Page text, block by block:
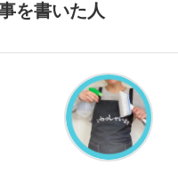
を書いた人